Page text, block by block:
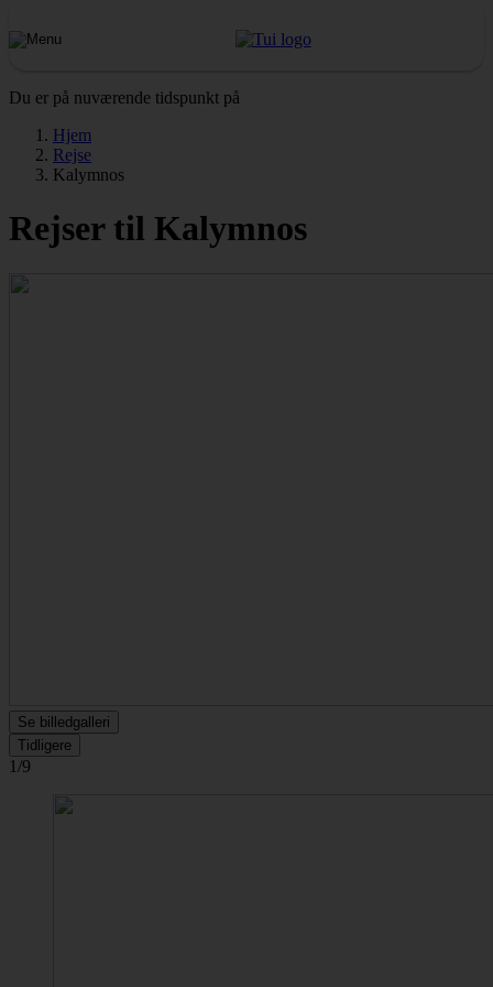
Du er på nuværende tidspunkt på
Hjem
Rejse
Kalymnos
Rejser til Kalymnos
Se billedgalleri
Tidligere
1/9